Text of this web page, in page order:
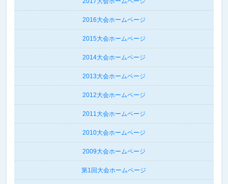
2016大会ホームページ
2015大会ホームページ
2014大会ホームページ
2013大会ホームページ
2012大会ホームページ
2011大会ホームページ
2010大会ホームページ
2009大会ホームページ
第1回大会ホームページ